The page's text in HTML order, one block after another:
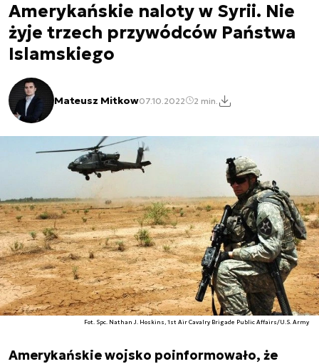
Amerykańskie naloty w Syrii. Nie
żyje trzech przywódców Państwa
Islamskiego
Mateusz Mitkow07.10.2022 2 min.
Fot. Spc. Nathan J. Hoskins, 1st Air Cavalry Brigade Public Affairs/U.S. Army
Amerykańskie wojsko poinformowało, że